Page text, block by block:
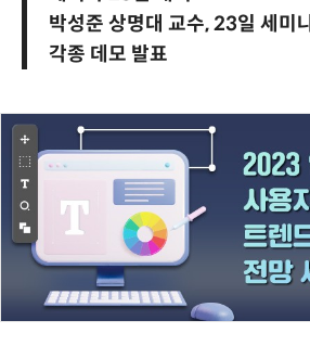
박성준 상명대 교수, 23일 세미
각종 데모 발표